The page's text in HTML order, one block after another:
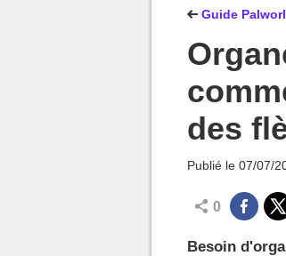
Guide
des
Publié le 07/07/
0
Besoin